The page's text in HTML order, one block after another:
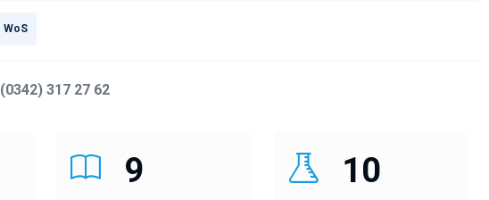
WoS
(0342) 317 27 62
9 10